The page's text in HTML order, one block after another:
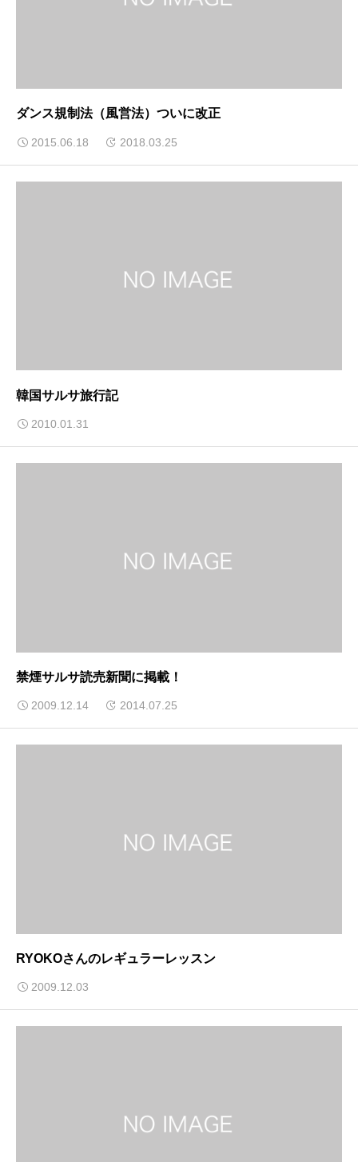
ダンス規制法（風営法）ついに改正
2015.06.18 2018.03.25
韓国サルサ旅行記
2010.01.31
禁煙サルサ読売新聞に掲載！
2009.12.14 2014.07.25
RYOKOさんのレギュラーレッスン
2009.12.03